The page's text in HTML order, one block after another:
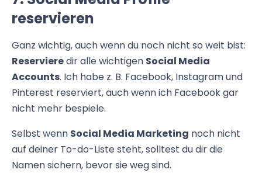
reservieren
Ganz wichtig, auch wenn du noch nicht so weit bist:
Reservieredir alle wichtigen Social Media
Accounts. Ich habe z. B. Facebook, Instagram und
Pinterest reserviert, auch wenn ich Facebook gar
nicht mehr bespiele.
Selbst wenn Social Media Marketing noch nicht
auf deiner To-do-Liste steht, solltest du dir die
Namen sichern, bevor sie weg sind.